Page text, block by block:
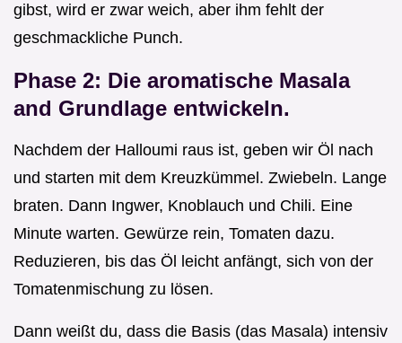
gibst, wird er zwar weich, aber ihm fehlt der
geschmackliche Punch.
Phase 2: Die aromatische Masala
and Grundlage entwickeln.
Nachdem der Halloumi raus ist, geben wir Öl nach
und starten mit dem Kreuzkümmel. Zwiebeln. Lange
braten. Dann Ingwer, Knoblauch und Chili. Eine
Minute warten. Gewürze rein, Tomaten dazu.
Reduzieren, bis das Öl leicht anfängt, sich von der
Tomatenmischung zu lösen.
Dann weißt du, dass die Basis (das Masala) intensiv